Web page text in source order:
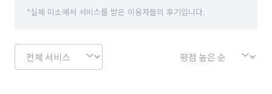
*실제 미소에서 서비스를 받은 이용자들의 후기입니다.